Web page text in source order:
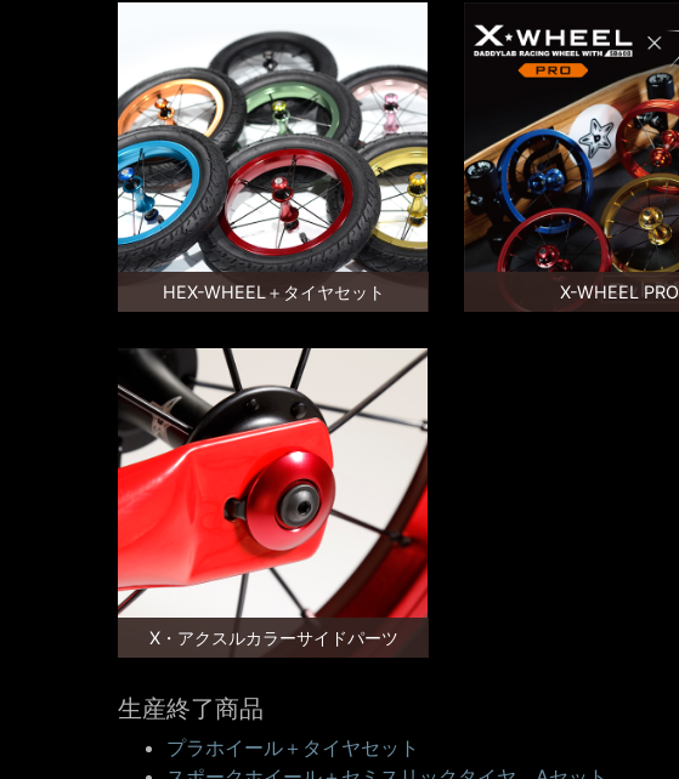
HEX-WHEEL＋タイヤセット X-WHEEL PRO
X・アクスルカラーサイドパーツ
生産終了商品
プラホイール＋タイヤセット